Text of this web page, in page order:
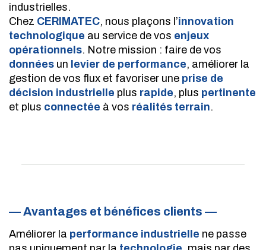
industrielles.
Chez CERIMATEC, nous plaçons l’innovation
technologique au service de vos enjeux
opérationnels. Notre mission : faire de vos
données un levier de performance, améliorer la
gestion de vos flux et favoriser une prise de
décision industrielle plus rapide, plus pertinente
et plus connectée à vos réalités terrain.
— Avantages et bénéfices clients —
Améliorer la performance industrielle ne passe